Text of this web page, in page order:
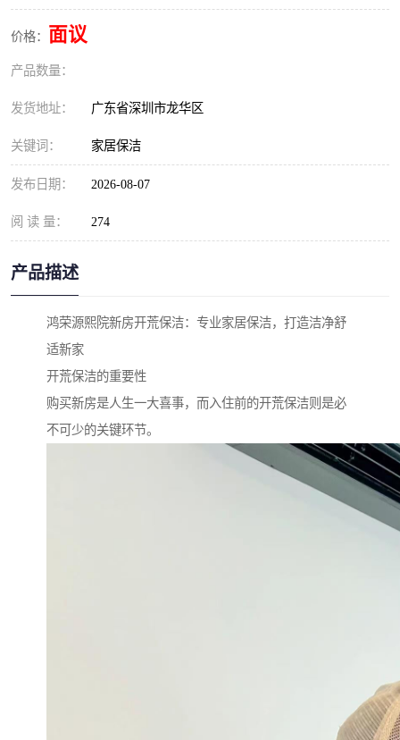
价格： 面议
产品数量：
发货地址： 广东省深圳市龙华区
关键词： 家居保洁
发布日期： 2026-08-07
阅 读 量： 274
产品描述
鸿荣源熙院新房开荒保洁：专业家居保洁，打造洁净舒
适新家
开荒保洁的重要性
购买新房是人生一大喜事，而入住前的开荒保洁则是必
不可少的关键环节。